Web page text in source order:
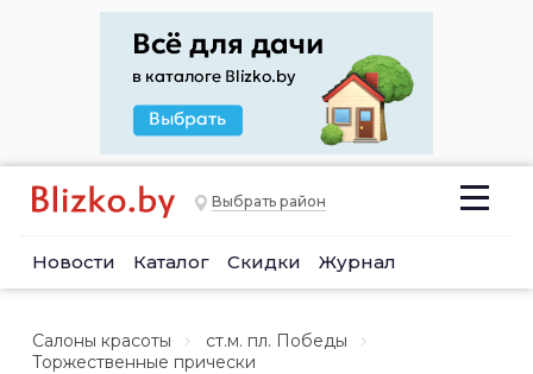
Выбрать район
Новости Каталог Скидки Журнал
Салоны красоты
ст.м. пл. Победы
Торжественные прически